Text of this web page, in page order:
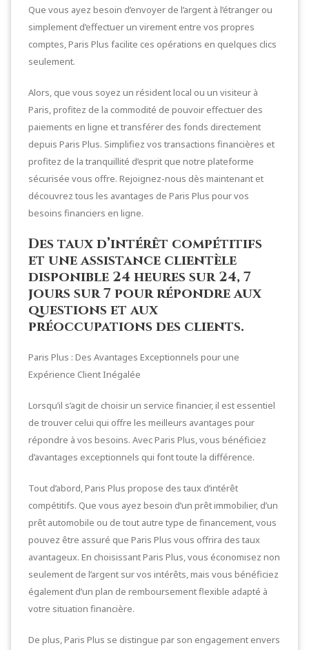
Que vous ayez besoin d’envoyer de l’argent à l’étranger ou
simplement d’effectuer un virement entre vos propres
comptes, Paris Plus facilite ces opérations en quelques clics
seulement.
Alors, que vous soyez un résident local ou un visiteur à
Paris, profitez de la commodité de pouvoir effectuer des
paiements en ligne et transférer des fonds directement
depuis Paris Plus. Simplifiez vos transactions financières et
profitez de la tranquillité d’esprit que notre plateforme
sécurisée vous offre. Rejoignez-nous dès maintenant et
découvrez tous les avantages de Paris Plus pour vos
besoins financiers en ligne.
Des taux d’intérêt compétitifs
et une assistance clientèle
disponible 24 heures sur 24, 7
jours sur 7 pour répondre aux
questions et aux
préoccupations des clients.
Paris Plus : Des Avantages Exceptionnels pour une
Expérience Client Inégalée
Lorsqu’il s’agit de choisir un service financier, il est essentiel
de trouver celui qui offre les meilleurs avantages pour
répondre à vos besoins. Avec Paris Plus, vous bénéficiez
d’avantages exceptionnels qui font toute la différence.
Tout d’abord, Paris Plus propose des taux d’intérêt
compétitifs. Que vous ayez besoin d’un prêt immobilier, d’un
prêt automobile ou de tout autre type de financement, vous
pouvez être assuré que Paris Plus vous offrira des taux
avantageux. En choisissant Paris Plus, vous économisez non
seulement de l’argent sur vos intérêts, mais vous bénéficiez
également d’un plan de remboursement flexible adapté à
votre situation financière.
De plus, Paris Plus se distingue par son engagement envers